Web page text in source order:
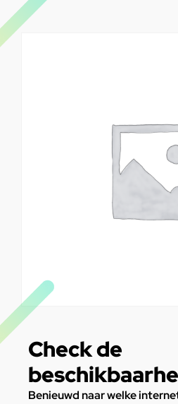
Check de
Benieuwd naar welke